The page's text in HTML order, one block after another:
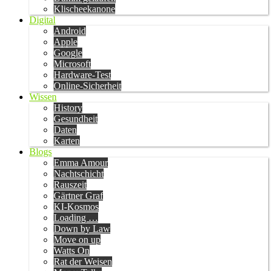
Klischeekanone
Digital
Android
Apple
Google
Microsoft
Hardware-Test
Online-Sicherheit
Wissen
History
Gesundheit
Daten
Karten
Blogs
Emma Amour
Nachtschicht
Rauszeit
Gärtner Graf
KI-Kosmos
Loading …
Down by Law
Move on up
Watts On
Rat der Weisen